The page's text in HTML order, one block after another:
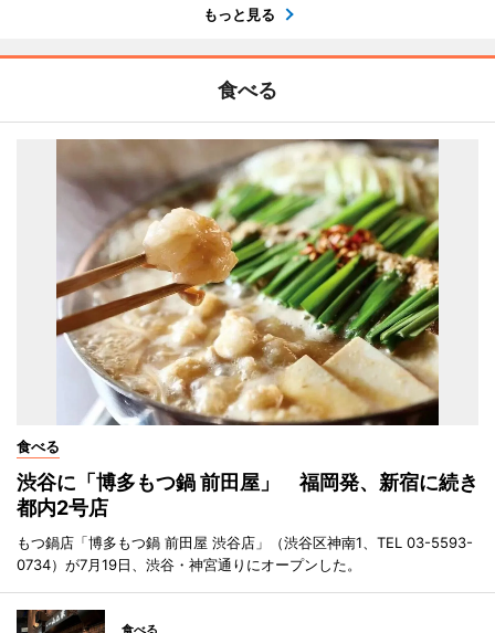
もっと見る
食べる
食べる
渋谷に「博多もつ鍋 前田屋」 福岡発、新宿に続き
都内2号店
もつ鍋店「博多もつ鍋 前田屋 渋谷店」（渋谷区神南1、TEL 03-5593-
0734）が7月19日、渋谷・神宮通りにオープンした。
食べる